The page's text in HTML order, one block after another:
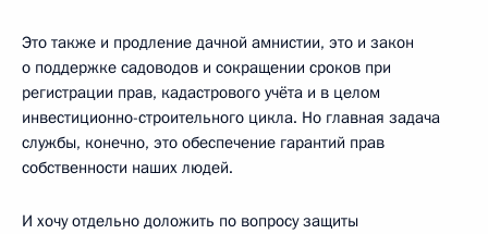
Это также и продление дачной амнистии, это и закон
о поддержке садоводов и сокращении сроков при
регистрации прав, кадастрового учёта и в целом
инвестиционно-строительного цикла. Но главная задача
службы, конечно, это обеспечение гарантий прав
собственности наших людей.
И хочу отдельно доложить по вопросу защиты